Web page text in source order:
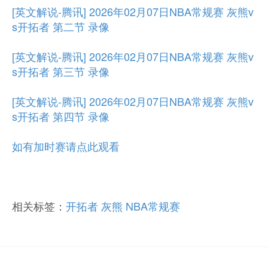
[英文解说-腾讯] 2026年02月07日NBA常规赛 灰熊v
s开拓者 第二节 录像
[英文解说-腾讯] 2026年02月07日NBA常规赛 灰熊v
s开拓者 第三节 录像
[英文解说-腾讯] 2026年02月07日NBA常规赛 灰熊v
s开拓者 第四节 录像
如有加时赛请点此观看
相关标签： 开拓者 灰熊 NBA常规赛